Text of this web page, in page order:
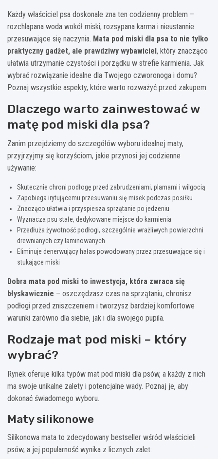
Każdy właściciel psa doskonale zna ten codzienny problem –
rozchlapana woda wokół miski, rozsypana karma i nieustannie
przesuwające się naczynia. Mata pod miski dla psa to nie tylko
praktyczny gadżet, ale prawdziwy wybawiciel, który znacząco
ułatwia utrzymanie czystości i porządku w strefie karmienia. Jak
wybrać rozwiązanie idealne dla Twojego czworonoga i domu?
Poznaj wszystkie aspekty, które warto rozważyć przed zakupem.
Dlaczego warto zainwestować w
matę pod miski dla psa?
Zanim przejdziemy do szczegółów wyboru idealnej maty,
przyjrzyjmy się korzyściom, jakie przynosi jej codzienne
używanie:
Skutecznie chroni podłogę przed zabrudzeniami, plamami i wilgocią
Zapobiega irytującemu przesuwaniu się misek podczas posiłku
Znacząco ułatwia i przyspiesza sprzątanie po jedzeniu
Wyznacza psu stałe, dedykowane miejsce do karmienia
Przedłuża żywotność podłogi, szczególnie wrażliwych powierzchni
drewnianych czy laminowanych
Eliminuje denerwujący hałas powodowany przez przesuwające się i
stukające miski
Dobra mata pod miski to inwestycja, która zwraca się
błyskawicznie – oszczędzasz czas na sprzątaniu, chronisz
podłogi przed zniszczeniem i tworzysz bardziej komfortowe
warunki zarówno dla siebie, jak i dla swojego pupila.
Rodzaje mat pod miski – który
wybrać?
Rynek oferuje kilka typów mat pod miski dla psów, a każdy z nich
ma swoje unikalne zalety i potencjalne wady. Poznaj je, aby
dokonać świadomego wyboru.
Maty silikonowe
Silikonowa mata to zdecydowany bestseller wśród właścicieli
psów, a jej popularność wynika z licznych zalet: